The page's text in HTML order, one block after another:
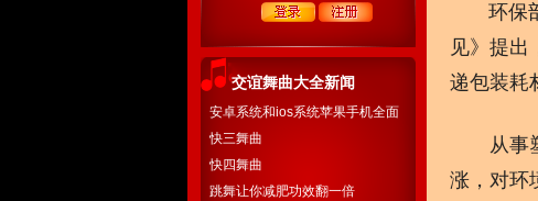
交谊舞曲大全新闻
安卓系统和ios系统苹果手机全面
开通下载
快三舞曲
快四舞曲
跳舞让你减肥功效翻一倍
环保部
见》提出
递包装耗
从事塑
涨，对环